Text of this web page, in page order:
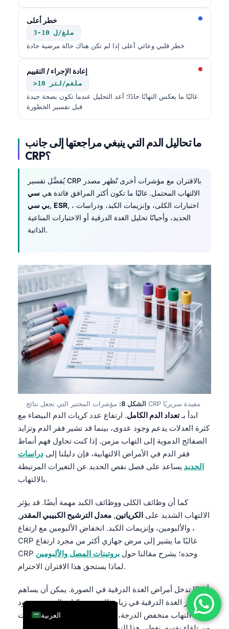
خطر أعلى
3-10 ملغ/ل
خطر قلبي وعائي أعلى إذا لم تكن هناك حالة مرضية حادة
إعادة الإجراء / التقييم
>10 ملغم/لتر
غالبًا ما يعكس التهابًا حادًا؛ أعد التحليل عندما تكون بصحة جيدة
قبل تفسير الخطورة
ما تحاليل الدم التي ينبغي مراجعتها إلى جانب
CRP؟
يُفضَّل تفسير CRP بالاقتران مع مؤشرات أخرى تُظهر مصدر
الالتهاب المحتمل. غالبًا ما تكون أكثر المرافق فائدة هي سي
بي سي, ESR, ، اختبارات الكلى، وإنزيمات الكبد، ودراسات
الحديد، وأحيانًا تحليل الغدة الدرقية أو الاختبارات المناعية
الذاتية.
الشكل 8: مؤشرات المختبر التي تجعل نتائج CRP مفيدة سريريًا
ابدأ بـتعداد الدم الكامل. ارتفاع عدد كريات الدم البيضاء مع
كثرة العدلات يدعم وجود عدوى، بينما قد تشير فقر الدم وتزايد
الصفائح الدموية إلى التهاب مزمن. إذا كنت تحاول فهم أنماط
فقر الدم في الأمراض الالتهابية، فإن دليلنا إلى دراسات
الحديد يساعد على فصل نقص الحديد عن التغيرات المرتبطة
بالالتهاب.
كما أن وظائف الكلى ووظائف الكبد مهمة أيضًا. قد يؤثر
الالتهاب الشديد على الكرياتين, معدل الترشيح الكبيبي المقدر ,
، والألبومين، وإنزيمات الكبد. انخفاض الألبومين مع ارتفاع
CRP غالبًا ما يشير إلى مرض جهازي أكثر من مجرد ارتفاع
CRP وحده؛ يشرح مقالنا حول بروتينات المصل والألبومين
لماذا يستحق هذا الاقتران الاحترام.
أحيانًا تدخل أمراض الغدة الدرقية في الصورة. يمكن أن يساهم
قصور الغدة الدرقية في زيادة الوزن وتغيّرات الدهون ووجود
التهاب منخفض الدرجة، رغم أنه لا يسبب عادةً ارتفاعات
العربية
English
Français
עִבְרִית
Italiano
Español
Português
Ελληνικά
Türkçe
Română
简体中文
فارسی
Български
Dansk
Nederlands
हिन्दी
Bahasa Indonesia
Հայերեն
Íslenska
Српски језик
Azərbaycan dili
Eesti
日本語
Čeština
ქართული
Русский
Polski
한국어
Slovenščina
Magyar
Shqip
বাংলা
اردو